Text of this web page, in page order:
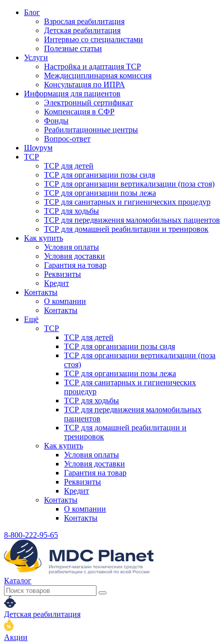
Блог
Взрослая реабилитация
Детская реабилитация
Интервью со специалистами
Полезные статьи
Услуги
Настройка и адаптация ТСР
Междисциплинарная комиссия
Консультация по ИПРА
Информация для пациентов
Электронный сертификат
Компенсация в СФР
Фонды
Реабилитационные центры
Вопрос-ответ
Шоурум
ТСР
ТСР для детей
ТСР для организации позы сидя
ТСР для организации вертикализации (поза стоя)
ТСР для организации позы лежа
ТСР для санитарных и гигиенических процедур
ТСР для ходьбы
ТСР для передвижения маломобильных пациентов
ТСР для домашней реабилитации и тренировок
Как купить
Условия оплаты
Условия доставки
Гарантия на товар
Реквизиты
Кредит
Контакты
О компании
Контакты
Ещё
ТСР
ТСР для детей
ТСР для организации позы сидя
ТСР для организации вертикализации (поза
стоя)
ТСР для организации позы лежа
ТСР для санитарных и гигиенических
процедур
ТСР для ходьбы
ТСР для передвижения маломобильных
пациентов
ТСР для домашней реабилитации и
тренировок
Как купить
Условия оплаты
Условия доставки
Гарантия на товар
Реквизиты
Кредит
Контакты
О компании
Контакты
8-800-222-95-65
Каталог
Детская реабилитация
Акции